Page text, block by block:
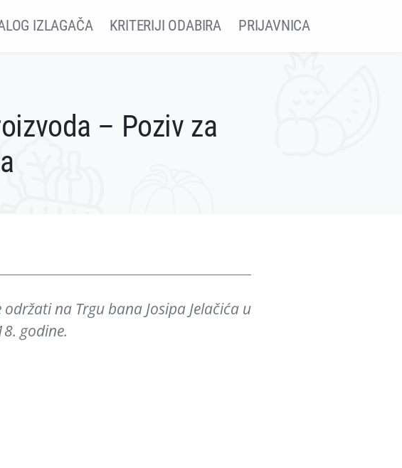
IZLAGAČA KRITERIJI ODABIRA PRIJAVNICA
– Poziv za
na Trgu bana Josipa Jelačića u
godine.